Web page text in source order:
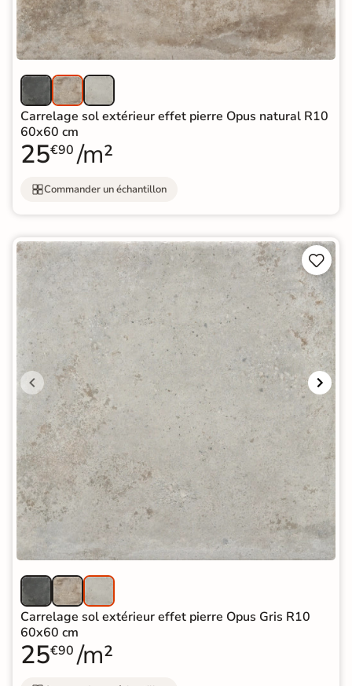
Carrelage sol extérieur effet pierre Opus natural R10
60x60 cm
25€90 /m²
Commander un échantillon


Carrelage sol extérieur effet pierre Opus Gris R10
60x60 cm
25€90 /m²